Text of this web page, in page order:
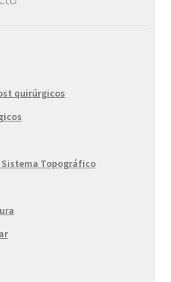
quirúrgicos
Topográfico